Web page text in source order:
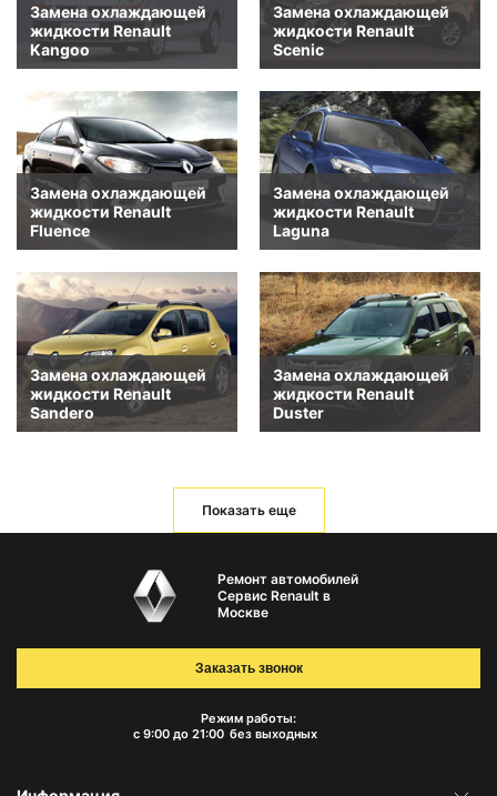
Замена охлаждающей
жидкости Renault
Kangoo
Замена охлаждающей
жидкости Renault
Scenic
Замена охлаждающей
жидкости Renault
Fluence
Замена охлаждающей
жидкости Renault
Laguna
Замена охлаждающей
жидкости Renault
Sandero
Замена охлаждающей
жидкости Renault
Duster
Показать еще
Ремонт автомобилей
Сервис Renault в
Москве
Режим работы:
с 9:00 до 21:00 без выходных
Заказать звонок